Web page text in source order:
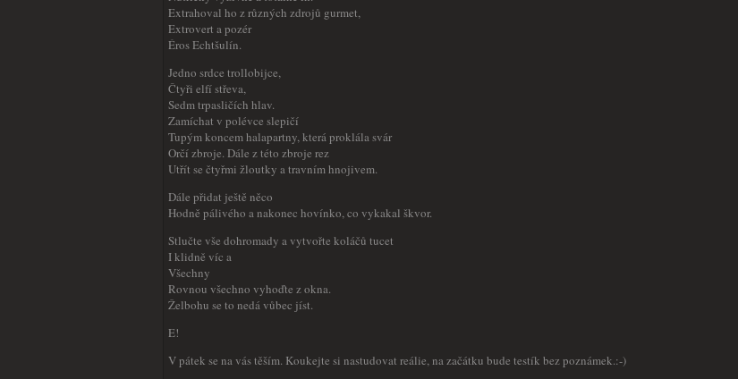
Extrahoval ho z různých zdrojů gurmet,
Extrovert a pozér
Éros Echtšulín.
Jedno srdce trollobijce,
Čtyři elfí střeva,
Sedm trpasličích hlav.
Zamíchat v polévce slepičí
Tupým koncem halapartny, která proklála svár
Orčí zbroje. Dále z této zbroje rez
Utřít se čtyřmi žloutky a travním hnojivem.
Dále přidat ještě něco
Hodně pálivého a nakonec hovínko, co vykakal škvor.
Stlučte vše dohromady a vytvořte koláčů tucet
I klidně víc a
Všechny
Rovnou všechno vyhoďte z okna.
Želbohu se to nedá vůbec jíst.
E!
V pátek se na vás těším. Koukejte si nastudovat reálie, na začátku bude testík bez poznámek.:-)